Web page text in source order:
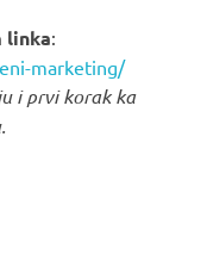
linka:
marketing/
i prvi korak ka